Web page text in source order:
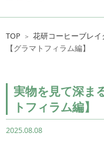
TOP ＞ 花研コーヒーブレイ
【グラマトフィラム編】
実物を見て深ま
トフィラム編】
2025.08.08